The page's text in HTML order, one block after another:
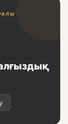
·